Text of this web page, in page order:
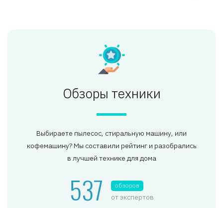
Обзоры техники
Выбираете пылесос, стиральную машину, или
кофемашину? Мы составили рейтинг и разобрались
в лучшей технике для дома
537 обзоров
от экспертов